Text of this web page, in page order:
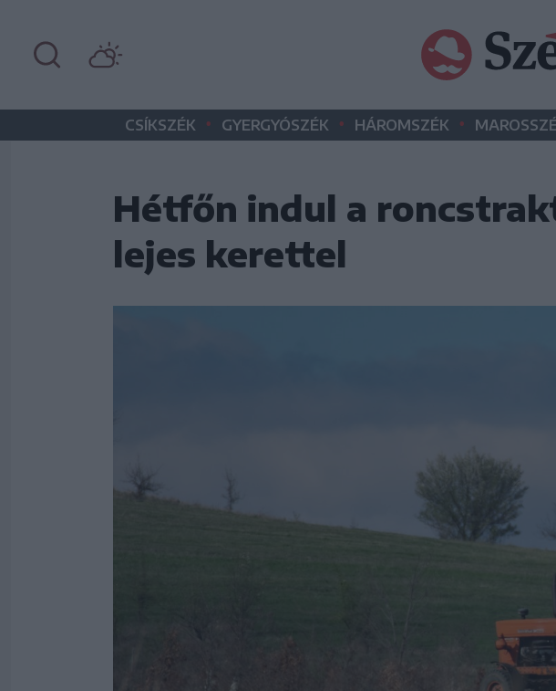
CSÍKSZÉK • GYERGYÓSZÉK • HÁROMSZÉK •
Hétfőn indul a
lejes kerettel